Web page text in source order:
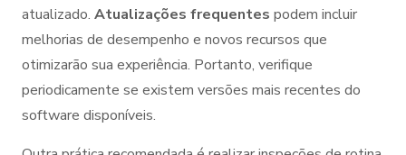
atualizado. Atualizações frequentes podem incluir
melhorias de desempenho e novos recursos que
otimizarão sua experiência. Portanto, verifique
periodicamente se existem versões mais recentes do
software disponíveis.